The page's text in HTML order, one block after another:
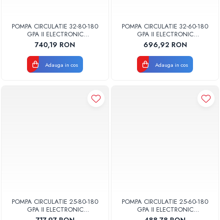
POMPA CIRCULATIE 32-80-180
GPA II ELECTRONIC
WEBERMAN/FERRO 0607W
740,19 RON
Adauga in cos
POMPA CIRCULATIE 32-60-180
GPA II ELECTRONIC
WEBERMAN/FERRO 0606W
696,92 RON
Adauga in cos
POMPA CIRCULATIE 25-80-180
GPA II ELECTRONIC
WEBERMAN/FERRO 0605W
POMPA CIRCULATIE 25-60-180
GPA II ELECTRONIC
WEBERMAN/FERRO 0602W